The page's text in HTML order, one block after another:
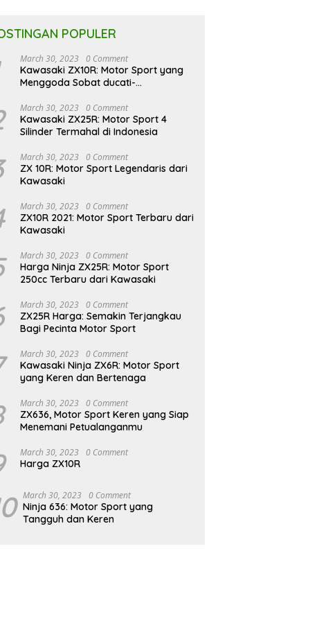
POPULER
March 30, 2023 0 Comment
Kawasaki ZX10R: Motor Sport yang
Menggoda Sobat ducati-
March 30, 2023 0 Comment
Kawasaki ZX25R: Motor Sport 4
Silinder Termahal di Indonesia
March 30, 2023 0 Comment
ZX 10R: Motor Sport Legendaris dari
Kawasaki
March 30, 2023 0 Comment
ZX10R 2021: Motor Sport Terbaru dari
Kawasaki
March 30, 2023 0 Comment
Harga Ninja ZX25R: Motor Sport
250cc Terbaru dari Kawasaki
March 30, 2023 0 Comment
ZX25R Harga: Semakin Terjangkau
Bagi Pecinta Motor Sport
March 30, 2023 0 Comment
Kawasaki Ninja ZX6R: Motor Sport
yang Keren dan Bertenaga
March 30, 2023 0 Comment
ZX636, Motor Sport Keren yang Siap
Menemani Petualanganmu
March 30, 2023 0 Comment
Harga ZX10R
March 30, 2023 0 Comment
Ninja 636: Motor Sport yang
Tangguh dan Keren